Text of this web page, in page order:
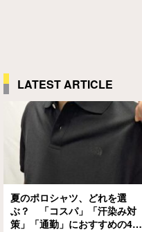
LATEST ARTICLE
夏のポロシャツ、どれを選
ぶ？ 「コスパ」「汗染み対
策」「通勤」におすすめの4着